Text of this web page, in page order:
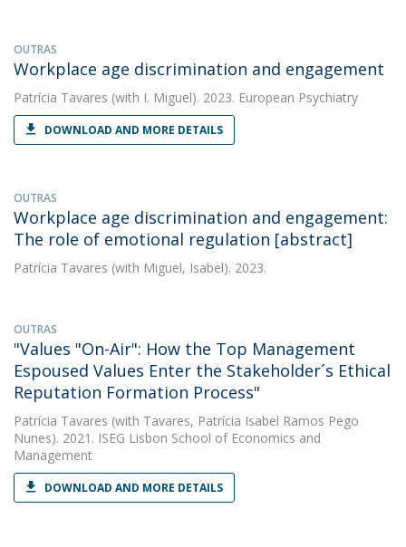
OUTRAS
Workplace age discrimination and engagement
Patrícia Tavares (with I. Miguel). 2023. European Psychiatry
DOWNLOAD AND MORE DETAILS
OUTRAS
Workplace age discrimination and engagement:
The role of emotional regulation [abstract]
Patrícia Tavares (with Miguel, Isabel). 2023.
OUTRAS
"Values "On-Air": How the Top Management
Espoused Values Enter the Stakeholder´s Ethical
Reputation Formation Process"
Patrícia Tavares (with Tavares, Patrícia Isabel Ramos Pego
Nunes). 2021. ISEG Lisbon School of Economics and
Management
DOWNLOAD AND MORE DETAILS